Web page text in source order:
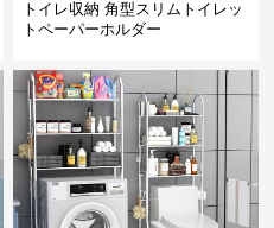
トイレ収納 角型スリムトイレッ
トペーパーホルダー